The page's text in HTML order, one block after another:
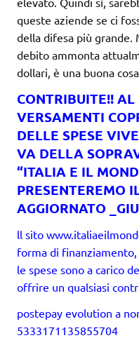
queste aziende se ci
della difesa più grande.
debito ammonta
dollari, è una buona
CONTRIBUITE!!
VERSAMENTI
DELLE SPESE
VA DELLA
“ITALIA E IL
PRESENTEREMO
AGGIORNATO
ll sito
forma di
le spese sono a carico
offrire un qualsiasi
postepay evolution a
5333171135855704